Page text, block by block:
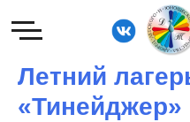
Летний